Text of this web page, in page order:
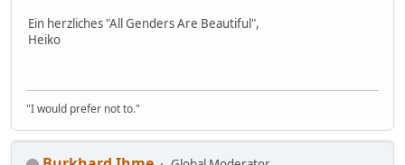
Ein herzliches "All Genders Are Beautiful",
Heiko
"I would prefer not to."